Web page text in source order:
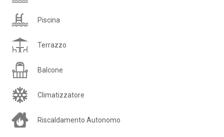
Piscina
Terrazzo
Balcone
Climatizzatore
Riscaldamento Autonomo